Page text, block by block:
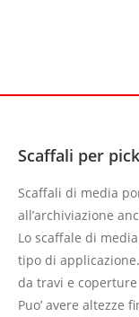
Scaffali per
Scaffali di media
all’archiviazione
Lo scaffale di
tipo di
da travi e
Puo’ avere altezze